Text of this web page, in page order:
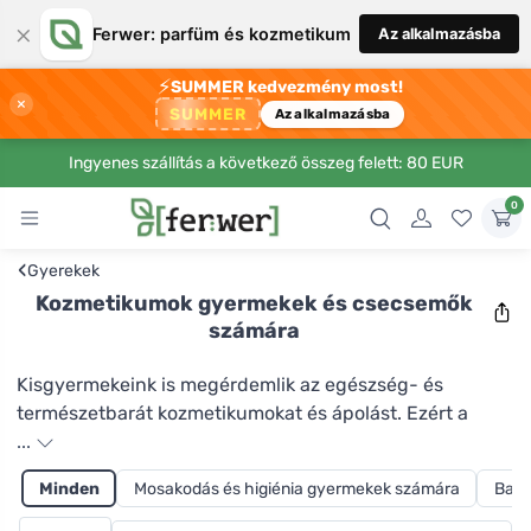
× Ferwer: parfüm és kozmetikum Az alkalmazásba
×
⚡SUMMER kedvezmény most!
SUMMER Az alkalmazásba
Ingyenes szállítás a következő összeg felett: 80 EUR
0
‹Gyerekek
Kozmetikumok gyermekek és csecsemők
számára
Kisgyermekeink is megérdemlik az egészség- és
természetbarát kozmetikumokat és ápolást. Ezért a
Ferwer-nél olyan termékeket kínálunk kisebb és
nagyobb gyermekek számára, amelyek tisztán
természetesek, mesterséges összetevőktől, állati
...
Minden Mosakodás és higiénia gyermekek számára